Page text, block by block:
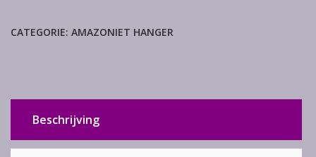
CATEGORIE: AMAZONIET HANGER
Beschrijving